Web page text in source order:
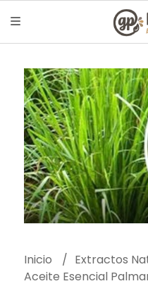
Inicio
Extractos
Aceite Esencial